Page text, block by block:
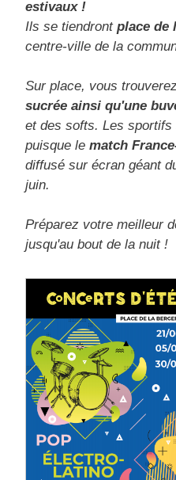
estivaux !
Ils se tiendrontplace de
centre-ville de la
Sur place, vous
sucrée ainsi qu'une
et des softs. Les
puisque lematch
diffusé sur écran géant
juin.
Préparez votre meilleur
jusqu'au bout de la nuit !